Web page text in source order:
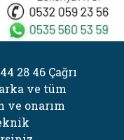
28 46 Çağrı
ve tüm
ve onarım